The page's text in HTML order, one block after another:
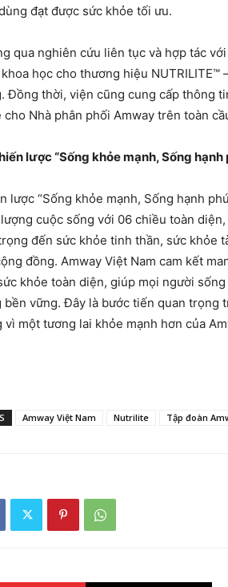
đạt được sức khỏe tối ưu.
qua nghiên cứu liên tục và hợp tác
học cho thương hiệu
Đồng thời, viện cũng cung cấp thông
cho Nhà phân phối Amway trên toàn
lược “Sống khỏe mạnh, Sống
lược “Sống khỏe mạnh, Sống hạnh
cuộc sống với 06 chiều toàn
đến sức khỏe tinh thần, sức khỏe
đồng. Amway Việt Nam cam kết
khỏe toàn diện, giúp mọi người
bền vững. Đây là bước tiến quan trọng
vì một tương lai khỏe mạnh hơn của
Amway Việt Nam Nutrilite Tập đoàn